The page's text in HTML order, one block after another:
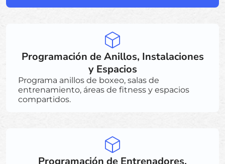
Programación de Anillos, Instalaciones
y Espacios
Programa anillos de boxeo, salas de
entrenamiento, áreas de fitness y espacios
compartidos.
Programación de Entrenadores,